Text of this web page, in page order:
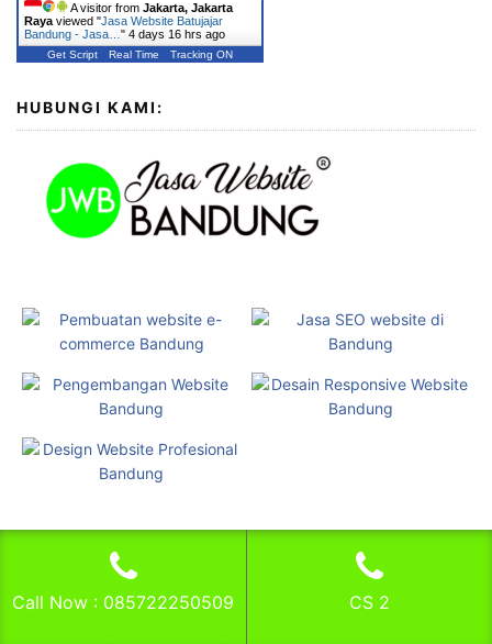
A visitor from Jakarta, Jakarta
Raya viewed "Jasa Website Batujajar
Bandung - Jasa… " 4 days 16 hrs ago
Get Script Real Time Tracking ON
HUBUNGI KAMI:
Call Now : 085722250509 CS 2